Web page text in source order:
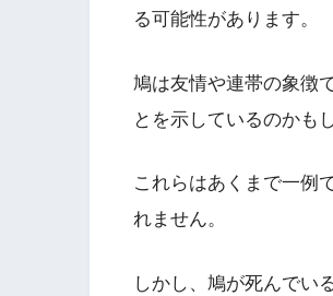
る可能性があります。
鳩は友情や連帯の象徴
とを示しているのかも
これらはあくまで一例
れません。
しかし、鳩が死んでい